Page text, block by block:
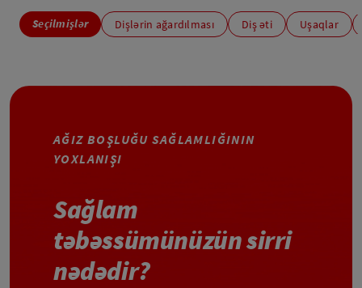
Seçilmişlər Dişlərin ağardılması Diş əti Uşaqlar
AĞIZ BOŞLUĞU SAĞLAMLIĞININ
YOXLANIŞI
Sağlam
təbəssümünüzün sirri
nədədir?